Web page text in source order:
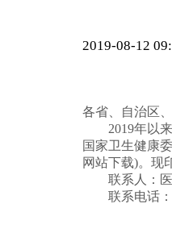
2019-08-12
各省、自治区
2019年以来
国家卫生健康
网站下载)。现
联系人：医
联系电话：